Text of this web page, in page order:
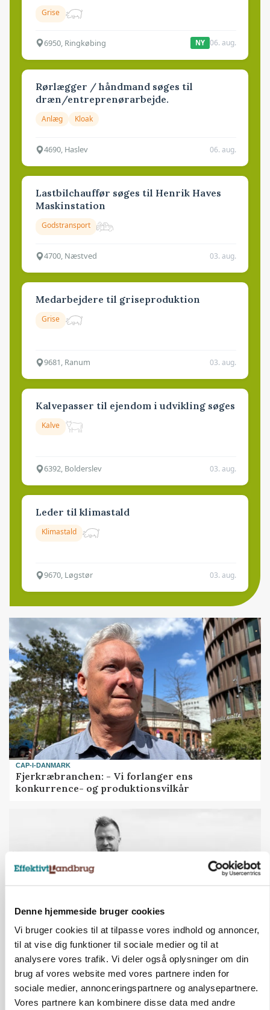
Denne hjemmeside bruger cookies
Vi bruger cookies til at tilpasse vores indhold og annoncer,
til at vise dig funktioner til sociale medier og til at
analysere vores trafik. Vi deler også oplysninger om din
brug af vores website med vores partnere inden for
sociale medier, annonceringspartnere og analysepartnere.
Vores partnere kan kombinere disse data med andre
Grise
6950, Ringkøbing NY 06. aug.
Rørlægger / håndmand søges til
dræn/entreprenørarbejde.
Anlæg Kloak
4690, Haslev 06. aug.
Lastbilchauffør søges til Henrik Haves
Maskinstation
Godstransport
4700, Næstved 03. aug.
Medarbejdere til griseproduktion
Grise
9681, Ranum 03. aug.
Kalvepasser til ejendom i udvikling søges
Kalve
6392, Bolderslev 03. aug.
Leder til klimastald
Klimastald
9670, Løgstør 03. aug.
CAP-I-DANMARK
Fjerkræbranchen: - Vi forlanger ens
konkurrence- og produktionsvilkår
LEDER
Kun landbruget selv kan beslutte, om man vil
kæmpe juridisk for sin eksistens